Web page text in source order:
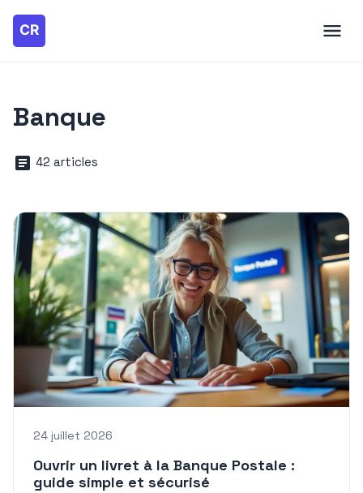
Banque
42 articles
24 juillet 2026
Ouvrir un livret à la Banque Postale :
guide simple et sécurisé